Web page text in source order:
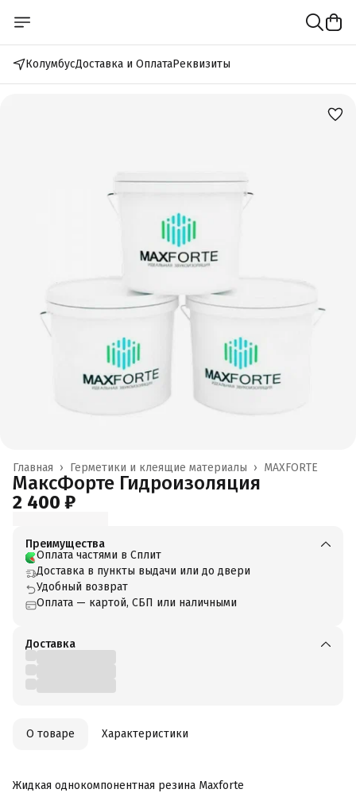
КолумбусДоставка и ОплатаРеквизиты
MAXFORTE
Герметики и клеящие материалы ›
Главная ›
МаксФорте Гидроизоляция
2 400 ₽
Преимущества
Оплата частями в Сплит
Доставка в пункты выдачи или до двери
Удобный возврат
Оплата — картой, СБП или наличными
Доставка
О товаре Характеристики
Жидкая однокомпонентная резина Maxforte